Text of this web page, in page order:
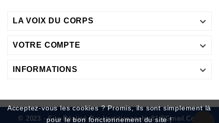
Acceptez-vous les cookies ? Promis, ils sont simplement là
pour le bon fonctionnement du site !
LA VOIX DU CORPS 
VOTRE COMPTE 
INFORMATIONS 
© 2023 - Site Réalisé Par Laetitiasanchis81@gmail.com